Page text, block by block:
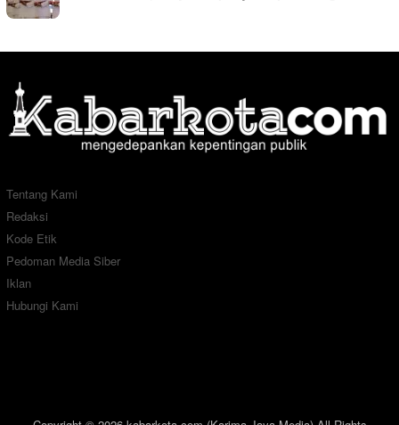
Tentang Kami
Redaksi
Kode Etik
Pedoman Media Siber
Iklan
Hubungi Kami